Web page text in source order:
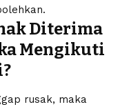
Diterima
Mengikuti
rusak, maka